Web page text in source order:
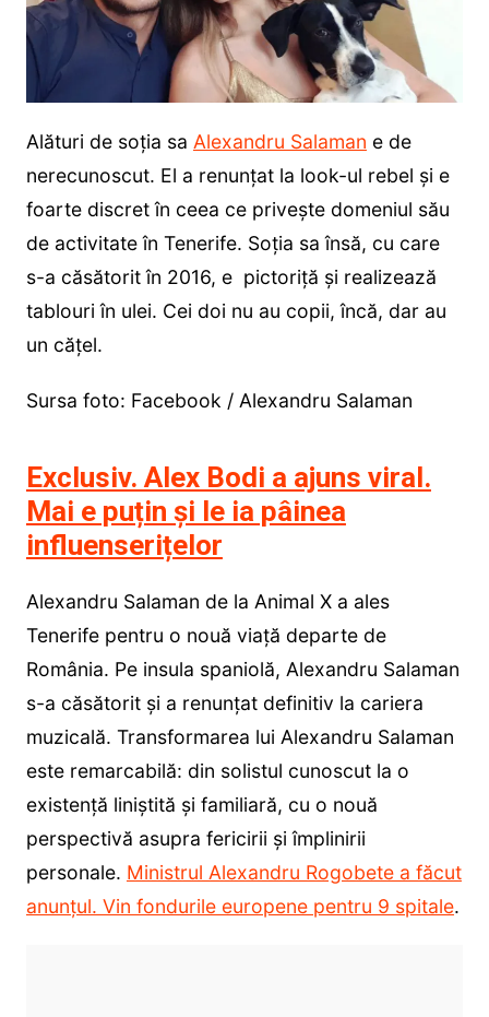
Alături de soția sa Alexandru Salaman e de
nerecunoscut. El a renunțat la look-ul rebel și e
foarte discret în ceea ce privește domeniul său
de activitate în Tenerife. Soția sa însă, cu care
s-a căsătorit în 2016, e pictoriță și realizează
tablouri în ulei. Cei doi nu au copii, încă, dar au
un cățel.
Sursa foto: Facebook / Alexandru Salaman
Exclusiv. Alex Bodi a ajuns viral.
Mai e puțin și le ia pâinea
influenserițelor
Alexandru Salaman de la Animal X a ales
Tenerife pentru o nouă viață departe de
România. Pe insula spaniolă, Alexandru Salaman
s-a căsătorit și a renunțat definitiv la cariera
muzicală. Transformarea lui Alexandru Salaman
este remarcabilă: din solistul cunoscut la o
existență liniștită și familiară, cu o nouă
perspectivă asupra fericirii și împlinirii
personale. Ministrul Alexandru Rogobete a făcut
anunțul. Vin fondurile europene pentru 9 spitale.